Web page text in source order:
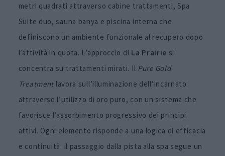
metri quadrati attraverso cabine trattamenti, Spa
Suite duo, sauna banya e piscina interna che
definiscono un ambiente funzionale al recupero dopo
l’attività in quota. L’approccio di La Prairie si
concentra su trattamenti mirati. Il Pure Gold
Treatment lavora sull’illuminazione dell’incarnato
attraverso l’utilizzo di oro puro, con un sistema che
favorisce l’assorbimento progressivo dei principi
attivi. Ogni elemento risponde a una logica di efficacia
e continuità: il passaggio dalla pista alla spa segue un